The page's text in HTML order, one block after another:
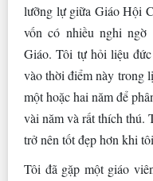
lưỡng lự giữa Giáo Hội
vốn có nhiều nghi
Giáo. Tôi tự hỏi liệu
vào thời điểm này trong
một hoặc hai năm để
vài năm và rất thích thú.
trở nên tốt đẹp hơn khi
Tôi đã gặp một giáo